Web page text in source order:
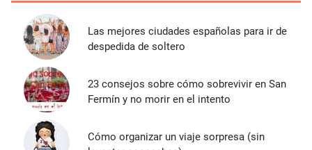
Las mejores ciudades españolas para ir de
despedida de soltero
23 consejos sobre cómo sobrevivir en San
Fermín y no morir en el intento
Cómo organizar un viaje sorpresa (sin